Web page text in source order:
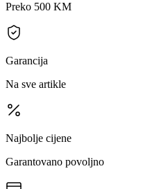
Preko 500 KM
Garancija
Na sve artikle
Najbolje cijene
Garantovano povoljno